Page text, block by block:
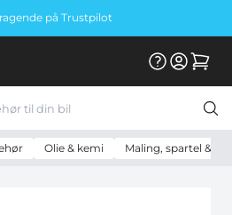
Vi er E-mærket
Olie & kemi Maling, spartel &